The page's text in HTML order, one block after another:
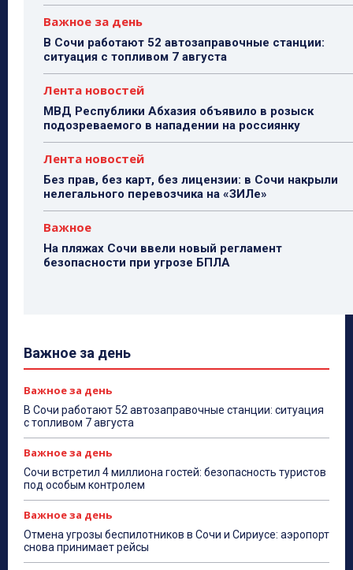
Важное за день
В Сочи работают 52 автозаправочные станции:
ситуация с топливом 7 августа
Лента новостей
МВД Республики Абхазия объявило в розыск
подозреваемого в нападении на россиянку
Лента новостей
Без прав, без карт, без лицензии: в Сочи накрыли
нелегального перевозчика на «ЗИЛе»
Важное
На пляжах Сочи ввели новый регламент
безопасности при угрозе БПЛА
Важное за день
Важное за день
В Сочи работают 52 автозаправочные станции: ситуация
с топливом 7 августа
Важное за день
Сочи встретил 4 миллиона гостей: безопасность туристов
под особым контролем
Важное за день
Отмена угрозы беспилотников в Сочи и Сириусе: аэропорт
снова принимает рейсы